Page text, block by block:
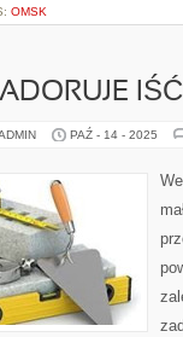
OMSK
PAŹ - 14 - 2025